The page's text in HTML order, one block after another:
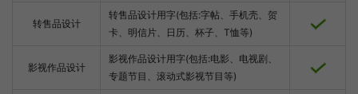
转售品设计
转售品设计用字(包括:字帖、手机壳、贺
卡、明信片、日历、杯子、T恤等)
影视作品设计
影视作品设计用字(包括:电影、电视剧、
专题节目、滚动式影视节目等)